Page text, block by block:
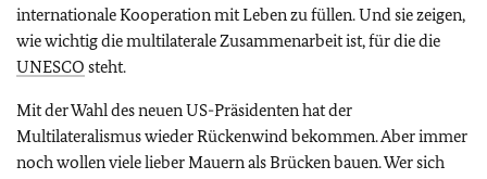
internationale Kooperation mit Leben zu füllen. Und sie zeigen,
wie wichtig die multilaterale Zusammenarbeit ist, für die die
UNESCO steht.
Mit der Wahl des neuen US-Präsidenten hat der
Multilateralismus wieder Rückenwind bekommen. Aber immer
noch wollen viele lieber Mauern als Brücken bauen. Wer sich